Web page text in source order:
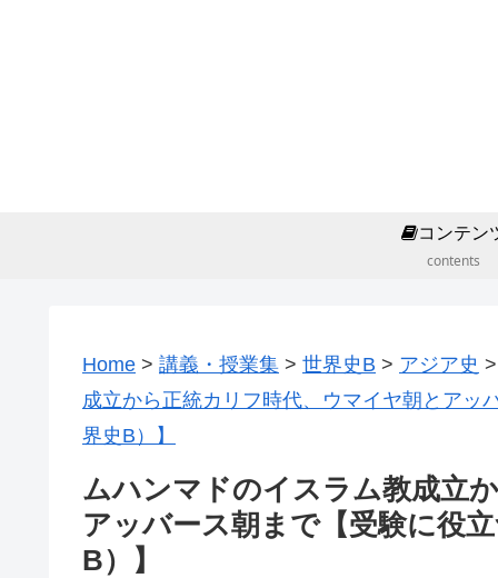
コンテン
contents
Home > 講義・授業集 > 世界史B > アジア史 >
成立から正統カリフ時代、ウマイヤ朝とアッ
界史B）】
ムハンマドのイスラム教成立
アッバース朝まで【受験に役
B）】